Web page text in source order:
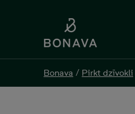
Bonava / Pirkt dzīvokli
Bonava / Pirkt dzīvokli